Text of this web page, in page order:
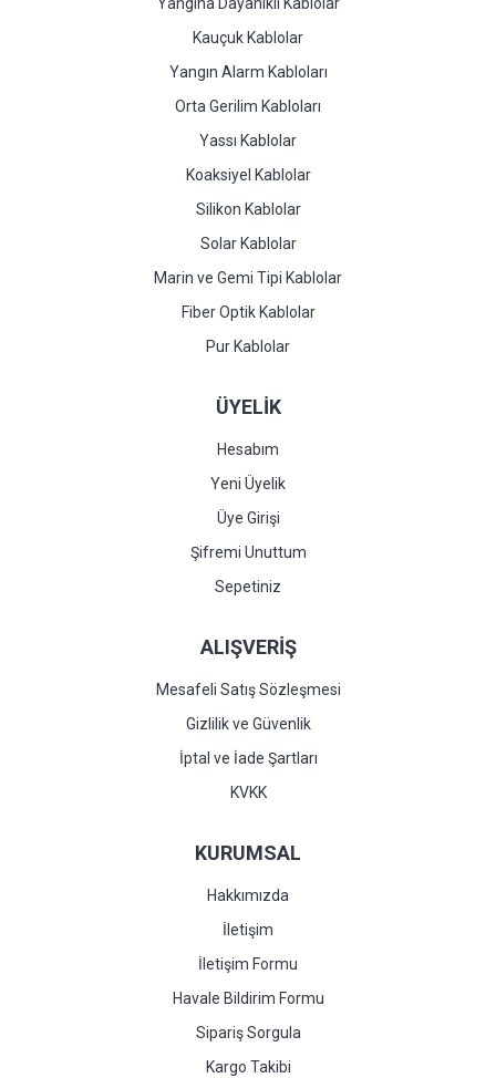
Kauçuk Kablolar
Yangın Alarm Kabloları
Orta Gerilim Kabloları
Yassı Kablolar
Koaksiyel Kablolar
Silikon Kablolar
Solar Kablolar
Marin ve Gemi Tipi Kablolar
Fiber Optik Kablolar
Pur Kablolar
ÜYELİK
Hesabım
Yeni Üyelik
Üye Girişi
Şifremi Unuttum
Sepetiniz
ALIŞVERİŞ
Mesafeli Satış Sözleşmesi
Gizlilik ve Güvenlik
İptal ve İade Şartları
KVKK
KURUMSAL
Hakkımızda
İletişim
İletişim Formu
Havale Bildirim Formu
Sipariş Sorgula
Kargo Takibi